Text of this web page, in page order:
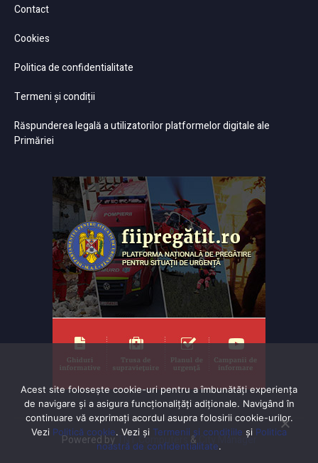
Contact
Cookies
Politica de confidentialitate
Termeni și condiții
Răspunderea legală a utilizatorilor platformelor digitale ale
Primăriei
Powered byTNT Computers&City Manager
Acest site folosește cookie-uri pentru a îmbunătăți experiența
de navigare și a asigura funcționalițăți adiționale. Navigând în
continuare vă exprimaţi acordul asupra folosirii cookie-urilor.
Vezi Politică cookie. Vezi și Termenii și condițiile și Politica
noastră de confidentialitate.